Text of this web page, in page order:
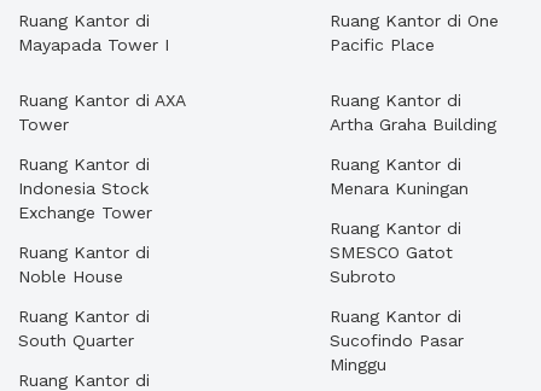
Ruang Kantor di
Mayapada Tower I
Ruang Kantor di One
Pacific Place
Ruang Kantor di AXA
Tower
Ruang Kantor di
Indonesia Stock
Exchange Tower
Ruang Kantor di
Noble House
Ruang Kantor di
South Quarter
Ruang Kantor di
Ruang Kantor di
Artha Graha Building
Ruang Kantor di
Menara Kuningan
Ruang Kantor di
SMESCO Gatot
Subroto
Ruang Kantor di
Sucofindo Pasar
Minggu